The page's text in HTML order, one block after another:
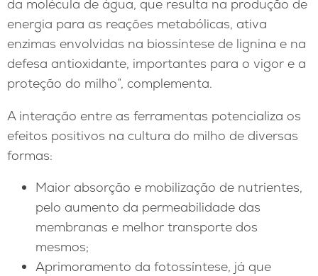
da molécula de água, que resulta na produção de
energia para as reações metabólicas, ativa
enzimas envolvidas na biossíntese de lignina e na
defesa antioxidante, importantes para o vigor e a
proteção do milho”, complementa.
A interação entre as ferramentas potencializa os
efeitos positivos na cultura do milho de diversas
formas:
Maior absorção e mobilização de nutrientes,
pelo aumento da permeabilidade das
membranas e melhor transporte dos
mesmos;
Aprimoramento da fotossíntese, já que